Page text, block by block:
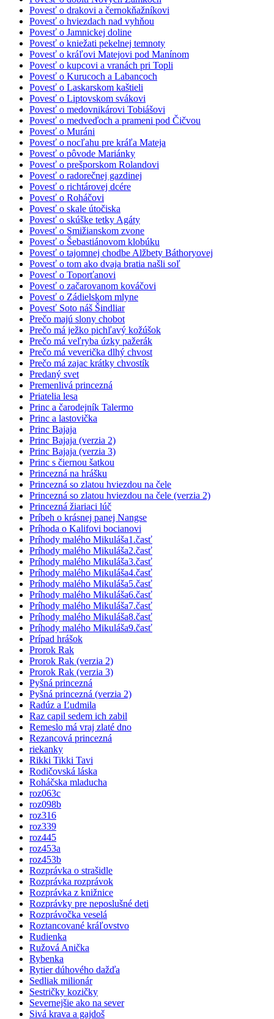
Povesť o drakovi a černokňažníkovi
Povesť o hviezdach nad vyhňou
Povesť o Jamnickej doline
Povesť o kniežati pekelnej temnoty
Povesť o kráľovi Matejovi pod Manínom
Povesť o kupcovi a vranách pri Topli
Povesť o Kurucoch a Labancoch
Povesť o Laskarskom kaštieli
Povesť o Liptovskom svákovi
Povesť o medovnikárovi Tobiášovi
Povesť o medveďoch a prameni pod Čičvou
Povesť o Muráni
Povesť o nocľahu pre kráľa Mateja
Povesť o pôvode Mariánky
Povesť o prešporskom Rolandovi
Povesť o radorečnej gazdinej
Povesť o richtárovej dcére
Povesť o Roháčovi
Povesť o skale útočiska
Povesť o skúške tetky Agáty
Povesť o Smižianskom zvone
Povesť o Šebastiánovom klobúku
Povesť o tajomnej chodbe Alžbety Báthoryovej
Povesť o tom ako dvaja bratia našli soľ
Povesť o Toporťanovi
Povesť o začarovanom kováčovi
Povesť o Zádielskom mlyne
Povesť Soto náš Šindliar
Prečo majú slony chobot
Prečo má ježko pichľavý kožúšok
Prečo má veľryba úzky pažerák
Prečo má veverička dlhý chvost
Prečo má zajac krátky chvostík
Predaný svet
Premenlivá princezná
Priatelia lesa
Princ a čarodejník Talermo
Princ a lastovička
Princ Bajaja
Princ Bajaja (verzia 2)
Princ Bajaja (verzia 3)
Princ s čiernou šatkou
Princezná na hrášku
Princezná so zlatou hviezdou na čele
Princezná so zlatou hviezdou na čele (verzia 2)
Princezná žiariaci lúč
Príbeh o krásnej panej Nangse
Príhoda o Kalifovi bocianovi
Príhody malého Mikuláša1.časť
Príhody malého Mikuláša2.časť
Príhody malého Mikuláša3.časť
Príhody malého Mikuláša4.časť
Príhody malého Mikuláša5.časť
Príhody malého Mikuláša6.časť
Príhody malého Mikuláša7.časť
Príhody malého Mikuláša8.časť
Príhody malého Mikuláša9.časť
Prípad hrášok
Prorok Rak
Prorok Rak (verzia 2)
Prorok Rak (verzia 3)
Pyšná princezná
Pyšná princezná (verzia 2)
Radúz a Ľudmila
Raz capil sedem ich zabil
Remeslo má vraj zlaté dno
Rezancová princezná
riekanky
Rikki Tikki Tavi
Rodičovská láska
Roháčska mladucha
roz063c
roz098b
roz316
roz339
roz445
roz453a
roz453b
Rozprávka o strašidle
Rozprávka rozprávok
Rozprávka z knižnice
Rozprávky pre neposlušné deti
Rozprávočka veselá
Roztancované kráľovstvo
Rudienka
Ružová Anička
Rybenka
Rytier dúhového dažďa
Sedliak milionár
Sestričky kozičky
Severnejšie ako na sever
Sivá krava a gajdoš